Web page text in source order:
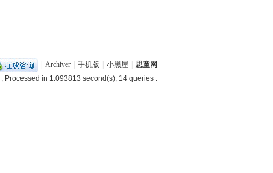
Archiver 手机版 小黑屋
思童网
, Processed in 1.093813 second(s), 14 queries .